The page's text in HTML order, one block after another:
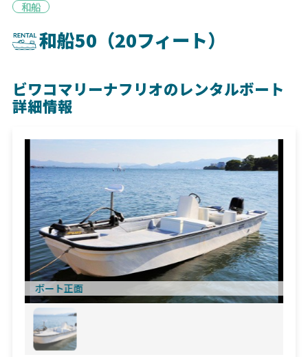
和船
和船50（20フィート）
ビワコマリーナフリオのレンタルボート
詳細情報
ボート正面